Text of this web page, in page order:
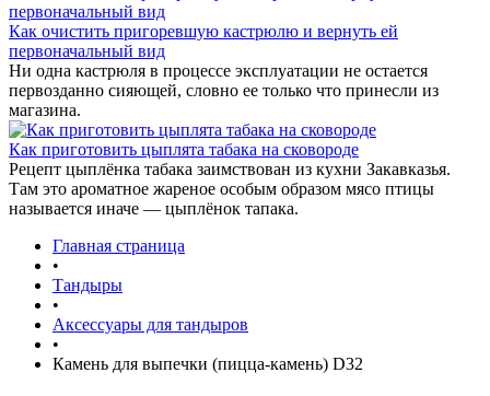
Как очистить пригоревшую кастрюлю и вернуть ей
первоначальный вид
Ни одна кастрюля в процессе эксплуатации не остается
первозданно сияющей, словно ее только что принесли из
магазина.
Как приготовить цыплята табака на сковороде
Рецепт цыплёнка табака заимствован из кухни Закавказья.
Там это ароматное жареное особым образом мясо птицы
называется иначе — цыплёнок тапака.
Главная страница
•
Тандыры
•
Аксессуары для тандыров
•
Камень для выпечки (пицца-камень) D32